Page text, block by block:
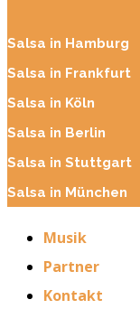
Salsa in Hamburg
Salsa in Frankfurt
Salsa in Köln
Salsa in Berlin
Salsa in Stuttgart
Salsa in München
Musik
Partner
Kontakt